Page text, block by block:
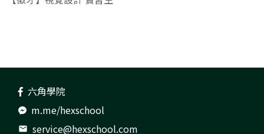
六角學院
m.me/hexschool
mail service@hexschool.com